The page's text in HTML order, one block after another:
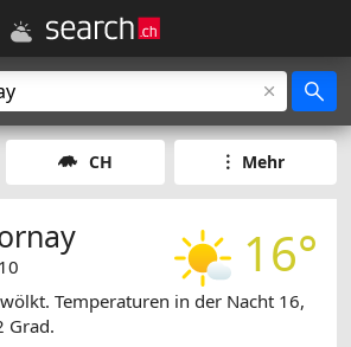
CH Mehr
16°
Temperaturen in der Nacht 16,
Grad.